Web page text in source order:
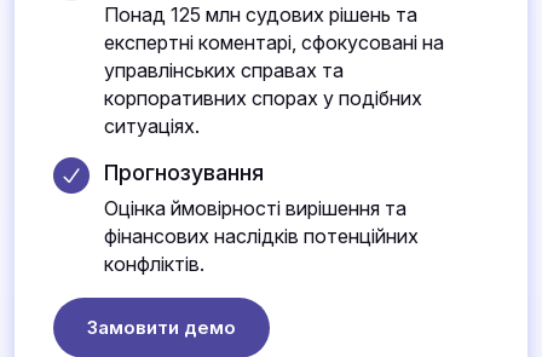
Понад 125 млн судових рішень та
експертні коментарі, сфокусовані на
управлінських справах та
корпоративних спорах у подібних
ситуаціях.
Прогнозування
Оцінка ймовірності вирішення та
фінансових наслідків потенційних
конфліктів.
Замовити демо